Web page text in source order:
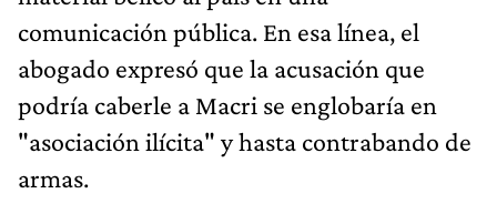
comunicación pública. En esa línea, el
abogado expresó que la acusación que
podría caberle a Macri se englobaría en
"asociación ilícita" y hasta contrabando de
armas.